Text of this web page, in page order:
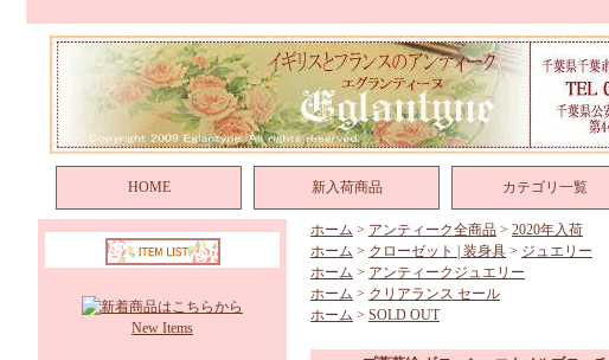
HOME 新入荷商品 カテゴリ一覧
New Items
ホーム > アンティーク全商品 > 2020年入荷
ホーム > クローゼット | 装身具 > ジュエリー
ホーム > アンティークジュエリー
ホーム > クリアランス セール
ホーム > SOLD OUT